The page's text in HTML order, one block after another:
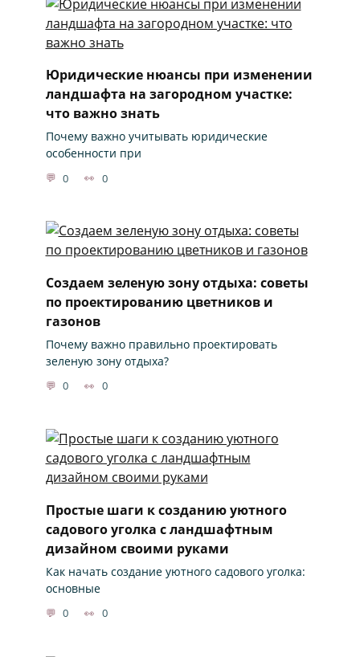
Юридические нюансы при изменении
ландшафта на загородном участке:
что важно знать
Почему важно учитывать юридические
особенности при
0 0
Создаем зеленую зону отдыха: советы
по проектированию цветников и
газонов
Почему важно правильно проектировать
зеленую зону отдыха?
0 0
Простые шаги к созданию уютного
садового уголка с ландшафтным
дизайном своими руками
Как начать создание уютного садового уголка:
основные
0 0